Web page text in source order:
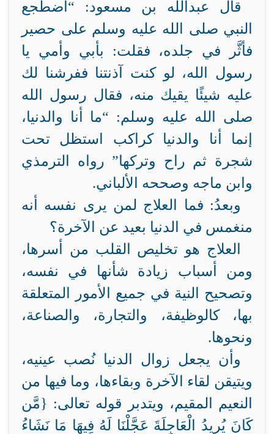
قال عبدالله بن مسعود: “اضطجع
النبي صلى الله عليه وسلم على حصير
فأثَّر في جلده، فقلت: بأبي وأمي يا
رسول الله، لو كنت آذنتنا ففرشنا لك
عليه شيئًا يقيك منه، فقال رسول الله
صلى الله عليه وسلم: “ما أنا والدنيا،
إنما أنا والدنيا كراكب استظل تحت
شجرة ثم راح وتركها” رواه الترمذي
وابن ماجه وصححه الألباني.
وبعدُ: فما العلاج لمن يرى نفسه أنه
منغمس في الدنيا بعيد عن الآخرة؟
العلاج هو تخليص القلب من أسرها،
ومن أسباب زيادة شأنها في نفسه،
وتصحيح النية في جميع الأمور المتعلقة
بها، كالوظيفة، والتجارة، والصناعة،
ونحوها.
وأن يجعل زوال الدنيا نُصب عينيه،
ويتيقن لقاء الآخرة وبقاءها، وما فيها من
النعيم المقيم، ويتدبر قوله تعالى: {مَّن
كَانَ يُرِيدُ الْعَاجِلَةَ عَجَّلْنَا لَهُ فِيهَا مَا نَشَاءُ